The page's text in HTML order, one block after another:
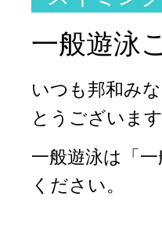
一般遊泳
いつも邦和み
とうございます
一般遊泳は「
ください。